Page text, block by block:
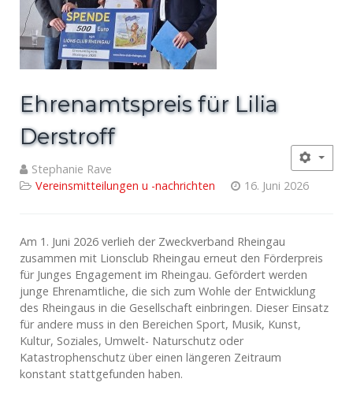
Ehrenamtspreis für Lilia
Derstroff
Stephanie Rave
Vereinsmitteilungen u -nachrichten
16. Juni 2026
Am 1. Juni 2026 verlieh der Zweckverband Rheingau
zusammen mit Lionsclub Rheingau erneut den Förderpreis
für Junges Engagement im Rheingau. Gefördert werden
junge Ehrenamtliche, die sich zum Wohle der Entwicklung
des Rheingaus in die Gesellschaft einbringen. Dieser Einsatz
für andere muss in den Bereichen Sport, Musik, Kunst,
Kultur, Soziales, Umwelt- Naturschutz oder
Katastrophenschutz über einen längeren Zeitraum
konstant stattgefunden haben.